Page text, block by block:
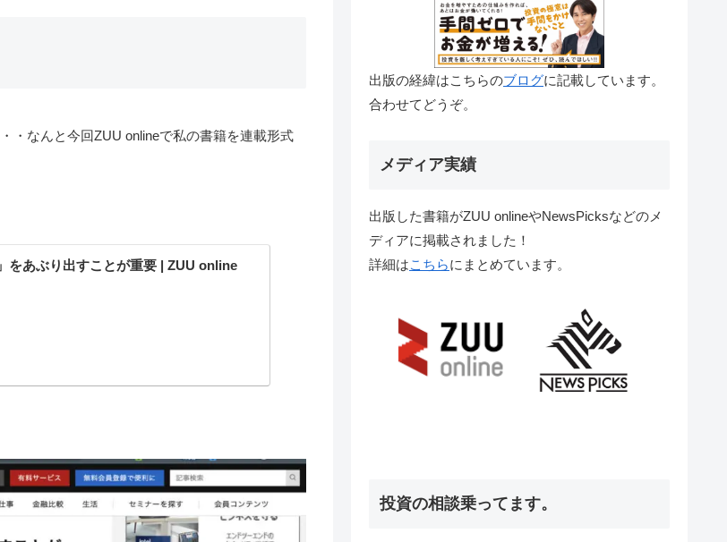
・なんと今回ZUU onlineで私の書籍を連載形式
をあぶり出すことが重要 | ZUU online
出版の経緯はこちらのブログに記載しています。
合わせてどうぞ。
メディア実績
出版した書籍がZUU onlineやNewsPicksなどのメ
ディアに掲載されました！
詳細はこちらにまとめています。
投資の相談乗ってます。